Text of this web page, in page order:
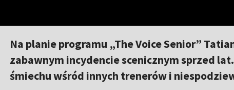
Na planie programu „The Voice Senior”
zabawnym incydencie scenicznym sprzed
śmiechu wśród innych trenerów i